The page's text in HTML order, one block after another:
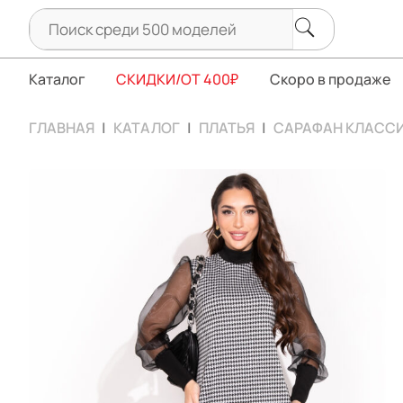
Каталог СКИДКИ/ОТ 400₽ Скоро в продаже
ГЛАВНАЯ КАТАЛОГ ПЛАТЬЯ САРАФАН